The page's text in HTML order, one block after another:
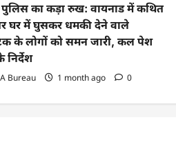
का कड़ा रुख: वायनाड में कथित
घर में घुसकर धमकी देने वाले
के लोगों को समन जारी, कल पेश
निर्देश
Bureau 1 month ago 0